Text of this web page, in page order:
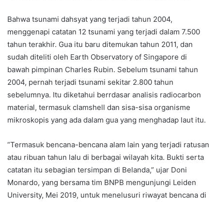
Bahwa tsunami dahsyat yang terjadi tahun 2004,
menggenapi catatan 12 tsunami yang terjadi dalam 7.500
tahun terakhir. Gua itu baru ditemukan tahun 2011, dan
sudah diteliti oleh Earth Observatory of Singapore di
bawah pimpinan Charles Rubin. Sebelum tsunami tahun
2004, pernah terjadi tsunami sekitar 2.800 tahun
sebelumnya. Itu diketahui berrdasar analisis radiocarbon
material, termasuk clamshell dan sisa-sisa organisme
mikroskopis yang ada dalam gua yang menghadap laut itu.
“Termasuk bencana-bencana alam lain yang terjadi ratusan
atau ribuan tahun lalu di berbagai wilayah kita. Bukti serta
catatan itu sebagian tersimpan di Belanda,” ujar Doni
Monardo, yang bersama tim BNPB mengunjungi Leiden
University, Mei 2019, untuk menelusuri riwayat bencana di